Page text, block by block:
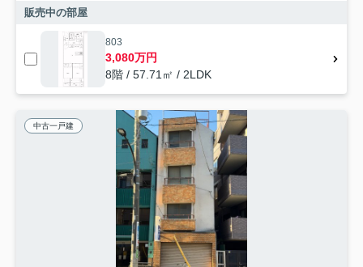
販売中の部屋
803
3,080万円
8階 / 57.71㎡ / 2LDK
中古一戸建